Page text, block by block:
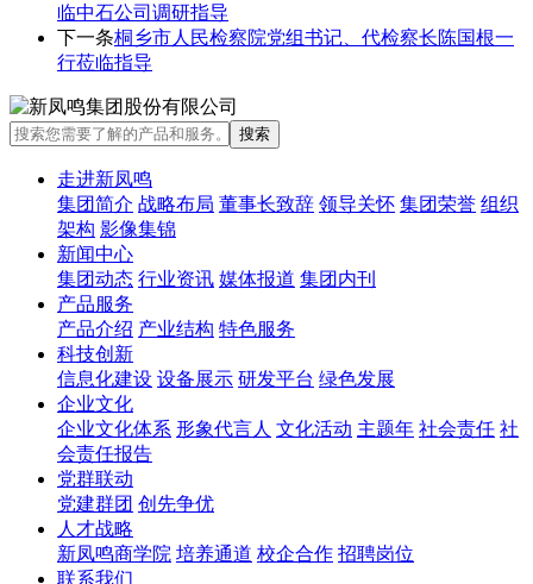
临中石公司调研指导
下一条桐乡市人民检察院党组书记、代检察长陈国根一
行莅临指导
走进新凤鸣
集团简介 战略布局 董事长致辞 领导关怀 集团荣誉 组织
架构 影像集锦
新闻中心
集团动态 行业资讯 媒体报道 集团内刊
产品服务
产品介绍 产业结构 特色服务
科技创新
信息化建设 设备展示 研发平台 绿色发展
企业文化
企业文化体系 形象代言人 文化活动 主题年 社会责任 社
会责任报告
党群联动
党建群团 创先争优
人才战略
新凤鸣商学院 培养通道 校企合作 招聘岗位
联系我们